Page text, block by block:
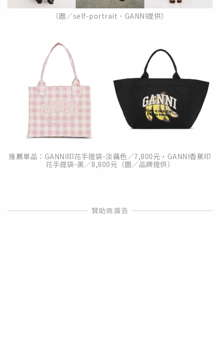
（圖／self-portrait、GANNI提供）
推薦單品：GANNI印花手提袋-淡藕色／7,800元，GANNI香蕉印
花手提袋-黑／8,800元（圖／品牌提供）